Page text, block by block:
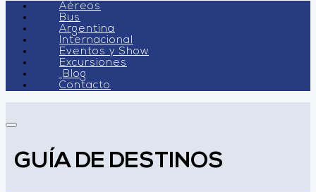
Aéreos
Bus
Argentina
Internacional
Eventos y Show
Excursiones
Blog
Contacto
GUÍA DE DESTINOS